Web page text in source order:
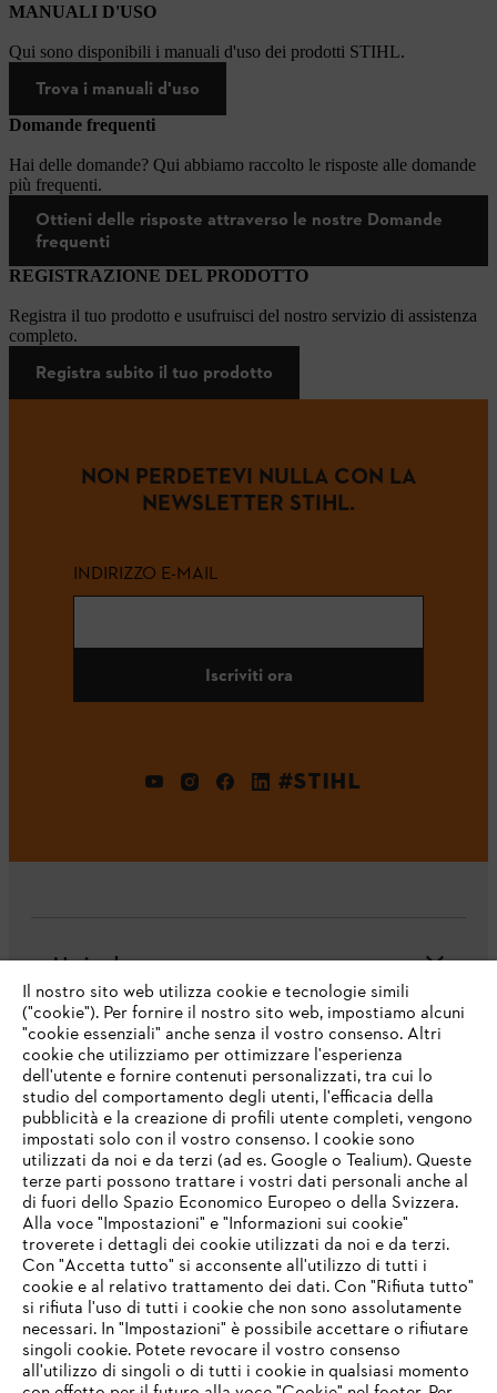
MANUALI D'USO
Qui sono disponibili i manuali d'uso dei prodotti STIHL.
Trova i manuali d'uso
Domande frequenti
Hai delle domande? Qui abbiamo raccolto le risposte alle domande
più frequenti.
Ottieni delle risposte attraverso le nostre Domande
frequenti
REGISTRAZIONE DEL PRODOTTO
Registra il tuo prodotto e usufruisci del nostro servizio di assistenza
completo.
Registra subito il tuo prodotto
NON PERDETEVI NULLA CON LA
NEWSLETTER STIHL.
INDIRIZZO E-MAIL
Iscriviti ora
#STIHL
L'azienda
Domande frequenti
Assistenza
Protezione dati Nota legale Cookies
Informazioni legali
IHR BROWSER WIRD NICHT
UNTERSTÜTZT
Sie nutzen einen Browser, den wir noch nicht unterstützen. Für
eine optimale Nutzung unserer Seite empfehlen wir Ihnen, zu
einem der folgenden Browser zu wechseln:
Il nostro sito web utilizza cookie e tecnologie simili
("cookie"). Per fornire il nostro sito web, impostiamo alcuni
"cookie essenziali" anche senza il vostro consenso. Altri
cookie che utilizziamo per ottimizzare l'esperienza
dell'utente e fornire contenuti personalizzati, tra cui lo
studio del comportamento degli utenti, l'efficacia della
pubblicità e la creazione di profili utente completi, vengono
impostati solo con il vostro consenso. I cookie sono
utilizzati da noi e da terzi (ad es. Google o Tealium). Queste
terze parti possono trattare i vostri dati personali anche al
di fuori dello Spazio Economico Europeo o della Svizzera.
Alla voce "Impostazioni" e "Informazioni sui cookie"
troverete i dettagli dei cookie utilizzati da noi e da terzi.
Con "Accetta tutto" si acconsente all'utilizzo di tutti i
cookie e al relativo trattamento dei dati. Con "Rifiuta tutto"
si rifiuta l'uso di tutti i cookie che non sono assolutamente
necessari. In "Impostazioni" è possibile accettare o rifiutare
singoli cookie. Potete revocare il vostro consenso
all'utilizzo di singoli o di tutti i cookie in qualsiasi momento